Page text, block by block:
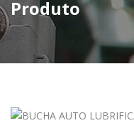
Produto